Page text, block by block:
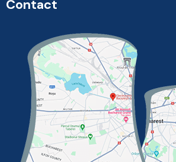
Contact